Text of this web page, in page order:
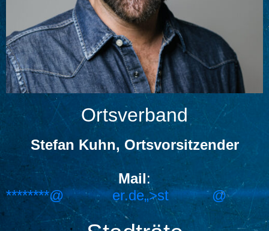
Ortsverband
Stefan Kuhn, Ortsvorsitzender
Mail:
********@*********er.de„>st********@